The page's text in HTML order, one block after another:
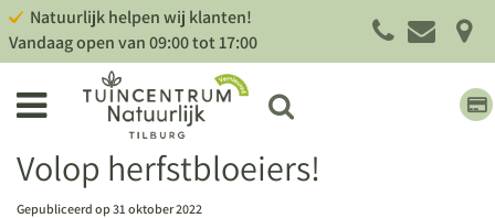
Natuurlijk helpen wij klanten!
Vandaag open van09:00tot17:00
Volop herfstbloeiers!
Gepubliceerd op31 oktober 2022